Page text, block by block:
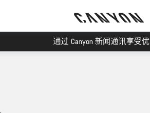
通过 Canyon 新闻通讯享受